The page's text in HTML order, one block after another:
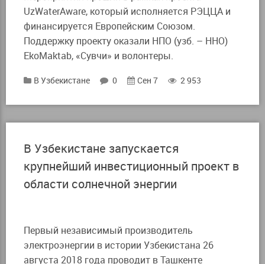
UzWaterAware, который исполняется РЭЦЦА и
финансируется Европейским Союзом.
Поддержку проекту оказали НПО (узб. – ННО)
EkoMaktab, «Сувчи» и волонтеры.
В Узбекистане 0 Сен 7 2 953
В Узбекистане запускается
крупнейший инвестиционный проект в
области солнечной энергии
Первый независимый производитель
электроэнергии в истории Узбекистана 26
августа 2018 года проводит в Ташкенте